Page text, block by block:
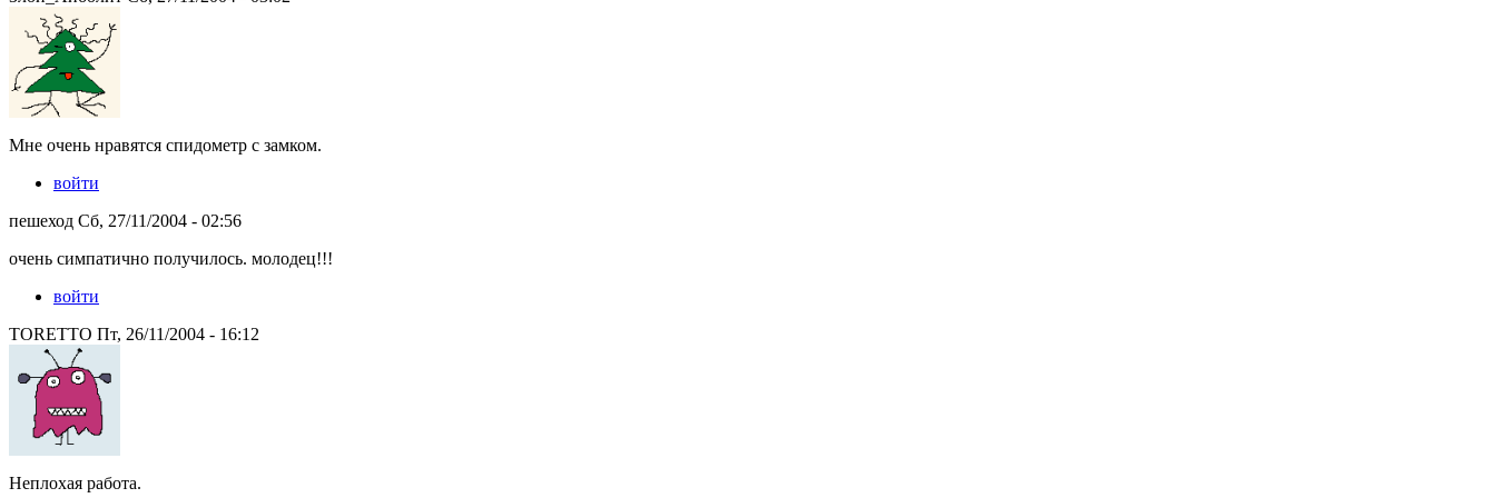
Мне очень нравятся спидометр с замком.
войти
пешеход Сб, 27/11/2004 - 02:56
очень симпатично получилось. молодец!!!
войти
TORETTO Пт, 26/11/2004 - 16:12
Неплохая работа.